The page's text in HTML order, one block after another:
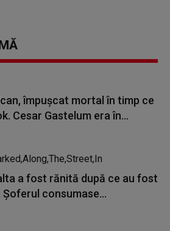
împușcat mortal în timp ce
Cesar Gastelum era în...
a fost rănită după ce au fost
Şoferul consumase...